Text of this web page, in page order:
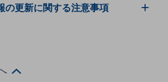
の更新に関する注意事項